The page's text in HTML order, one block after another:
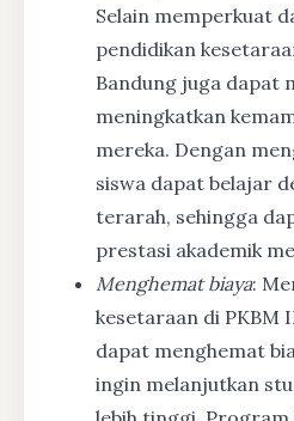
Selain memperkuat
pendidikan
Bandung juga dapat
meningkatkan
mereka. Dengan
siswa dapat belajar
terarah, sehingga
prestasi akademik
Menghemat biaya:
kesetaraan di PKBM
dapat menghemat
ingin melanjutkan